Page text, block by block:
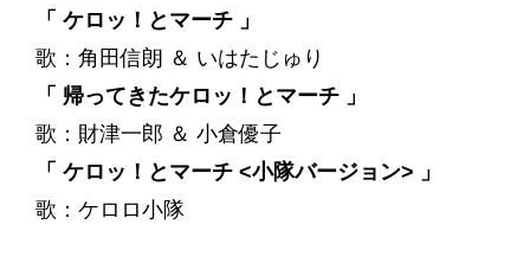
「 ケロッ！とマーチ 」
歌：角田信朗 ＆ いはたじゅり
「 帰ってきたケロッ！とマーチ 」
歌：財津一郎 ＆ 小倉優子
「 ケロッ！とマーチ <小隊バージョン> 」
歌：ケロロ小隊